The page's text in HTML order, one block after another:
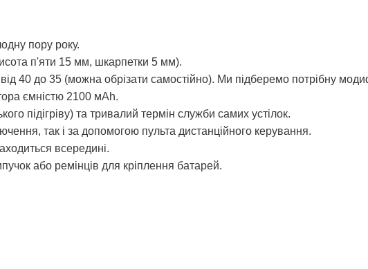
пору року.
п'яти 15 мм, шкарпетки 5 мм).
40 до 35 (можна обрізати самостійно). Ми підберемо потрібну
ємністю 2100 мАh.
підігріву) та тривалий термін служби самих устілок.
так і за допомогою пульта дистанційного керування.
всередині.
або ремінців для кріплення батарей.